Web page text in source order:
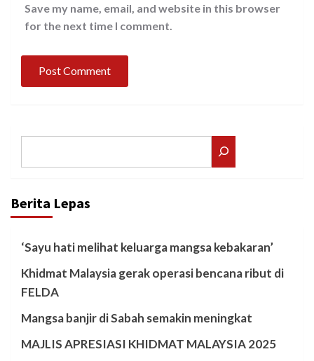
Save my name, email, and website in this browser
for the next time I comment.
Berita Lepas
‘Sayu hati melihat keluarga mangsa kebakaran’
Khidmat Malaysia gerak operasi bencana ribut di
FELDA
Mangsa banjir di Sabah semakin meningkat
MAJLIS APRESIASI KHIDMAT MALAYSIA 2025